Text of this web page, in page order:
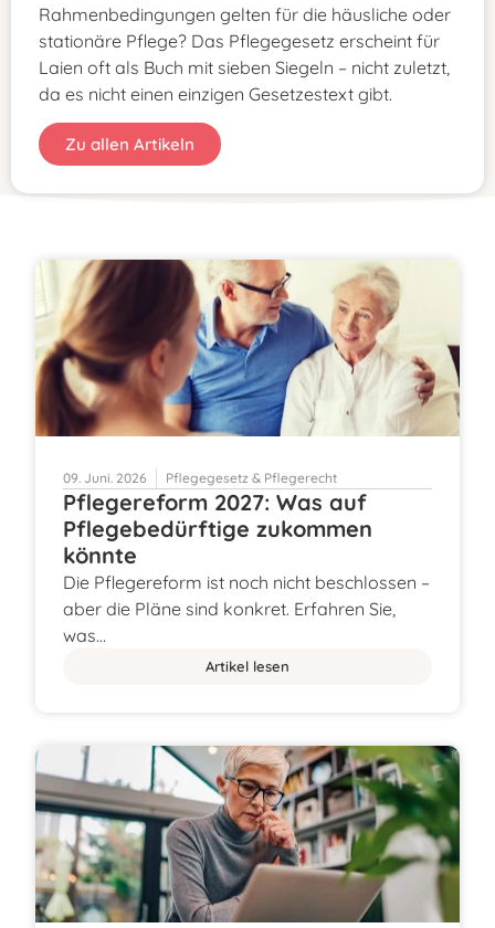
Rahmenbedingungen gelten für die häusliche oder
stationäre Pflege? Das Pflegegesetz erscheint für
Laien oft als Buch mit sieben Siegeln – nicht zuletzt,
da es nicht einen einzigen Gesetzestext gibt.
Zu allen Artikeln
09. Juni. 2026 Pflegegesetz & Pflegerecht
Pflegereform 2027: Was auf
Pflegebedürftige zukommen
könnte
Die Pflegereform ist noch nicht beschlossen –
aber die Pläne sind konkret. Erfahren Sie,
was…
Artikel lesen